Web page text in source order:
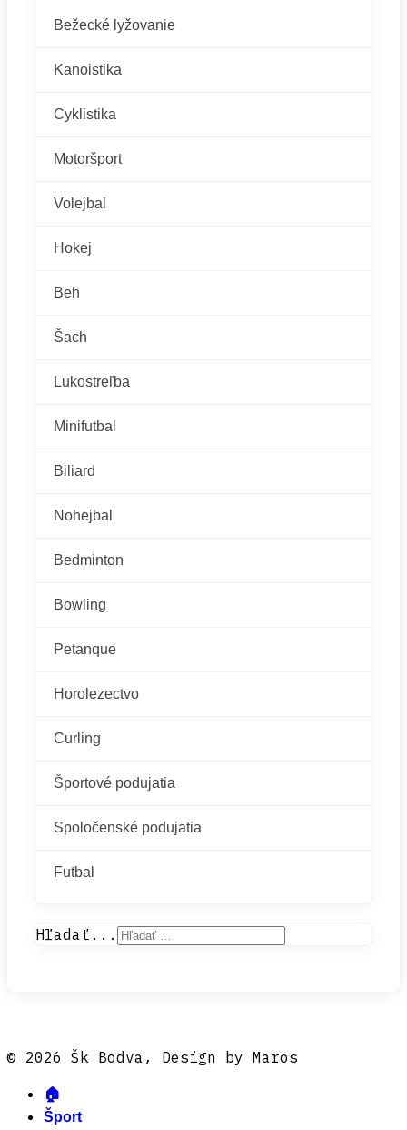
Bežecké lyžovanie
Kanoistika
Cyklistika
Motoršport
Volejbal
Hokej
Beh
Šach
Lukostreľba
Minifutbal
Biliard
Nohejbal
Bedminton
Bowling
Petanque
Horolezectvo
Curling
Športové podujatia
Spoločenské podujatia
Futbal
Hľadať...
© 2026 Šk Bodva, Design by Maros
🏠
Šport